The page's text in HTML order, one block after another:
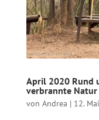
April 2020 Rund
verbrannte Natur
von Andrea | 12.